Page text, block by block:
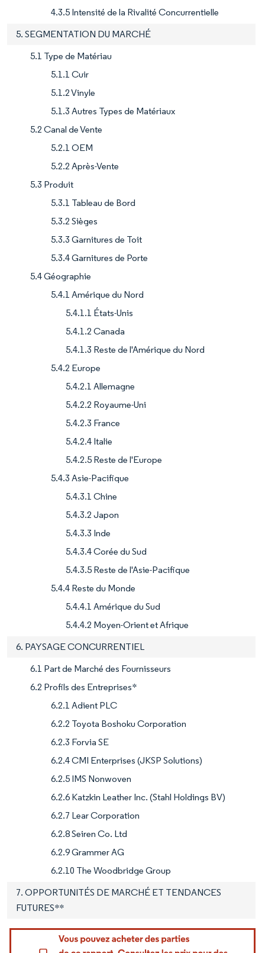
4.3.5 Intensité de la Rivalité Concurrentielle
5. SEGMENTATION DU MARCHÉ
5.1 Type de Matériau
5.1.1 Cuir
5.1.2 Vinyle
5.1.3 Autres Types de Matériaux
5.2 Canal de Vente
5.2.1 OEM
5.2.2 Après-Vente
5.3 Produit
5.3.1 Tableau de Bord
5.3.2 Sièges
5.3.3 Garnitures de Toit
5.3.4 Garnitures de Porte
5.4 Géographie
5.4.1 Amérique du Nord
5.4.1.1 États-Unis
5.4.1.2 Canada
5.4.1.3 Reste de l'Amérique du Nord
5.4.2 Europe
5.4.2.1 Allemagne
5.4.2.2 Royaume-Uni
5.4.2.3 France
5.4.2.4 Italie
5.4.2.5 Reste de l'Europe
5.4.3 Asie-Pacifique
5.4.3.1 Chine
5.4.3.2 Japon
5.4.3.3 Inde
5.4.3.4 Corée du Sud
5.4.3.5 Reste de l'Asie-Pacifique
5.4.4 Reste du Monde
5.4.4.1 Amérique du Sud
5.4.4.2 Moyen-Orient et Afrique
6. PAYSAGE CONCURRENTIEL
6.1 Part de Marché des Fournisseurs
6.2 Profils des Entreprises*
6.2.1 Adient PLC
6.2.2 Toyota Boshoku Corporation
6.2.3 Forvia SE
6.2.4 CMI Enterprises (JKSP Solutions)
6.2.5 IMS Nonwoven
6.2.6 Katzkin Leather Inc. (Stahl Holdings BV)
6.2.7 Lear Corporation
6.2.8 Seiren Co. Ltd
6.2.9 Grammer AG
6.2.10 The Woodbridge Group
7. OPPORTUNITÉS DE MARCHÉ ET TENDANCES
FUTURES**